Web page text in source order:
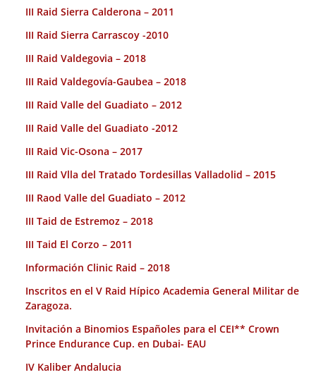
III Raid Sierra Calderona – 2011
III Raid Sierra Carrascoy -2010
III Raid Valdegovia – 2018
III Raid Valdegovía-Gaubea – 2018
III Raid Valle del Guadiato – 2012
III Raid Valle del Guadiato -2012
III Raid Vic-Osona – 2017
III Raid Vlla del Tratado Tordesillas Valladolid – 2015
III Raod Valle del Guadiato – 2012
III Taid de Estremoz – 2018
III Taid El Corzo – 2011
Información Clinic Raid – 2018
Inscritos en el V Raid Hípico Academia General Militar de
Zaragoza.
Invitación a Binomios Españoles para el CEI** Crown
Prince Endurance Cup. en Dubai- EAU
IV Kaliber Andalucia